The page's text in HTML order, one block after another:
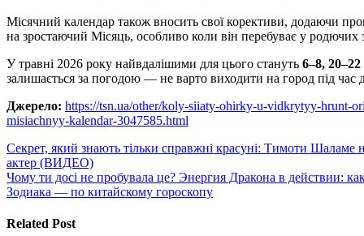
Місячний календар також вносить свої корективи, додаючи
на зростаючий Місяць, особливо коли він перебуває у родючих
У травні 2026 року найвдалішими для цього стануть 6–8, 20–22
залишається за погодою — не варто виходити на город під
Джерело: https://tsn.ua/other/koly-siiaty-ohirky-u-vidkrytyy-hrunt-
misiachnyy-kalendar-3047585.html
Навигация
по
записям
Секрет, який знають тільки справжні красуні: Тимоти Шаламе
актер (ВИДЕО)
Чому ти досі не пробувала це? Энергия Дракона в действии:
Зодиака — по китайскому гороскопу
Related Post